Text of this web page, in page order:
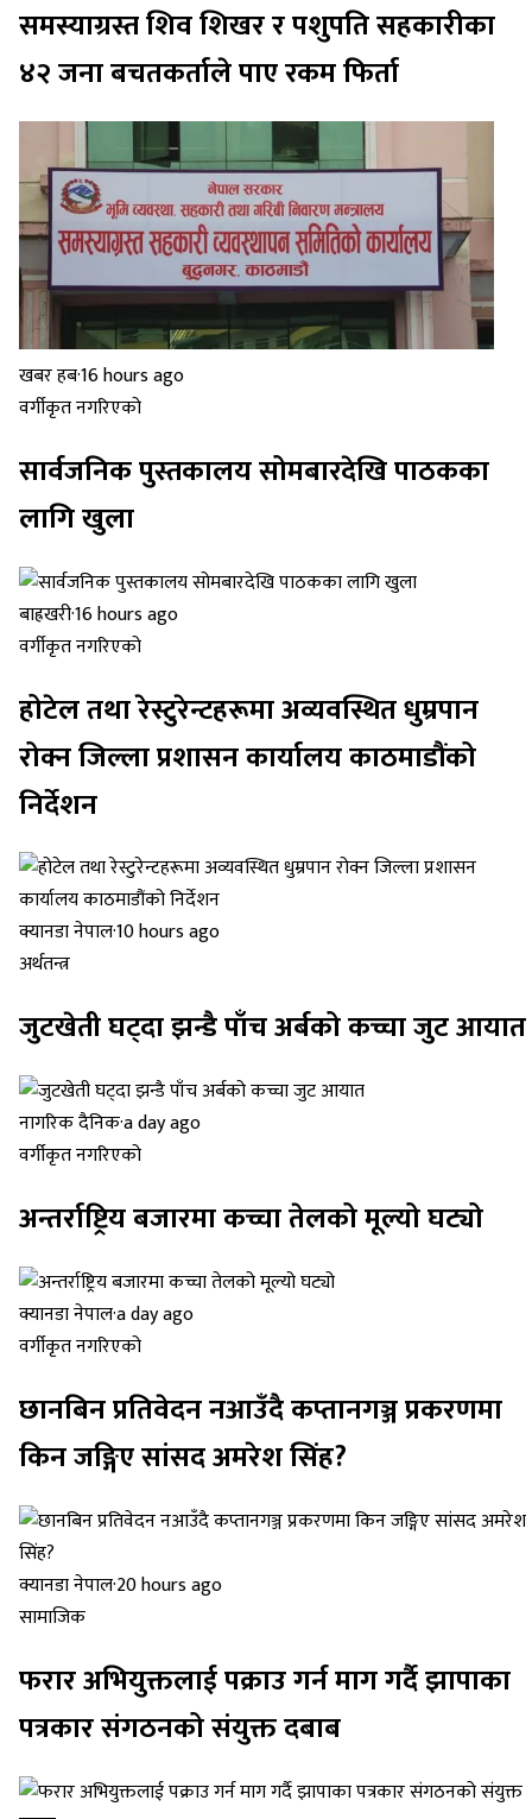
समस्याग्रस्त शिव शिखर र पशुपति सहकारीका
४२ जना बचतकर्ताले पाए रकम फिर्ता
खबर हब·16 hours ago
वर्गीकृत नगरिएको
सार्वजनिक पुस्तकालय सोमबारदेखि पाठकका
लागि खुला
बाह्रखरी·16 hours ago
वर्गीकृत नगरिएको
होटेल तथा रेस्टुरेन्टहरूमा अव्यवस्थित धुम्रपान
रोक्न जिल्ला प्रशासन कार्यालय काठमाडौंको
निर्देशन
क्यानडा नेपाल·10 hours ago
अर्थतन्त्र
जुटखेती घट्दा झन्डै पाँच अर्बको कच्चा जुट आयात
नागरिक दैनिक·a day ago
वर्गीकृत नगरिएको
अन्तर्राष्ट्रिय बजारमा कच्चा तेलको मूल्यो घट्यो
क्यानडा नेपाल·a day ago
वर्गीकृत नगरिएको
छानबिन प्रतिवेदन नआउँदै कप्तानगञ्ज प्रकरणमा
किन जङ्गिए सांसद अमरेश सिंह?
क्यानडा नेपाल·20 hours ago
सामाजिक
फरार अभियुक्तलाई पक्राउ गर्न माग गर्दै झापाका
पत्रकार संगठनको संयुक्त दबाब